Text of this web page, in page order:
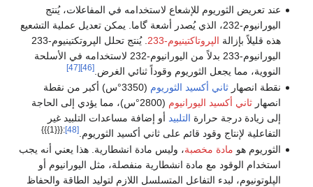
عند تعريض الثوريوم للإشعاع لاستخدامه في المفاعلات، يُنتج
اليورانيوم-232، الذي يُصدر أشعة گاما. يمكن تعديل عملية التشعيع
هذه قليلاً بإزالة الپروتاكتينيوم-233
. يُنتج تحلل الپروتكتينيوم-233
اليورانيوم-233 بدلاً من اليورانيوم-232 لاستخدامه في الأسلحة
النووية، مما يجعل الثوريوم وقوداً ثنائي الغرض.[46]
[47]
نقطة انصهارثاني أكسيد الثوريوم
(3350°س) أكبر من نقطة
انصهارثاني أكسيد اليورانيوم
(2800°س)، مما يؤدي إلى الحاجة
إلى زيادة درجة حرارة التلبيد أو إضافة مساعدات التلبيد غير
التفاعلية لإنتاج وقود قائم على ثاني أكسيد الثوريوم.[48]
:{{{1}}}
الثوريوم هو مادة مخصبة، وليس مادة انشطارية. هذا يعني أنه يجب
استخدام الوقود مع مادة انشطارية منفصلة، ​​مثل اليورانيوم أو
الپلوتونيوم، لبدء التفاعل المتسلسل اللازم لتوليد الطاقة والحفاظ